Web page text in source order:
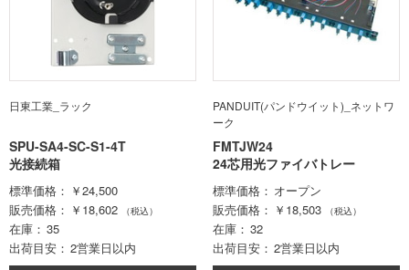
日東工業_ラック
SPU-SA4-SC-S1-4T
光接続箱
標準価格
￥24,500
販売価格
￥18,602 （税込）
在庫
35
出荷目安
2営業日以内
PANDUIT(パンドウイット)_ネットワ
ーク
FMTJW24
24芯用光ファイバトレー
標準価格
オープン
販売価格
￥18,503 （税込）
在庫
32
出荷目安
2営業日以内